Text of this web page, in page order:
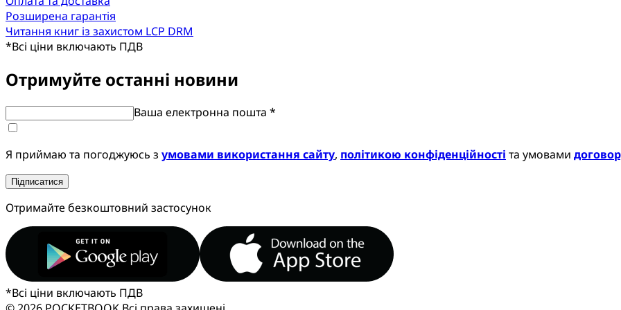
Розширена гарантія
Читання книг із захистом LCP DRM
*Всі ціни включають ПДВ
Отримуйте останні новини
Ваша електронна пошта *
Я приймаю та погоджуюсь з умовами використання сайту, політикою конфіденційності та умовами
Підписатися
Отримайте безкоштовний застосунок
*Всі ціни включають ПДВ